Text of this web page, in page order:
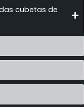
cubetas de